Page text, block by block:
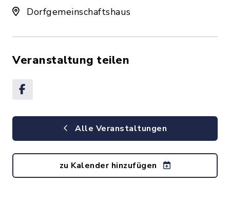
Dorfgemeinschaftshaus
Veranstaltung teilen
Alle Veranstaltungen
zu Kalender hinzufügen